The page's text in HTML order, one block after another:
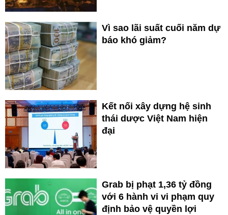
Vì sao lãi suất cuối năm dự
báo khó giảm?
Kết nối xây dựng hệ sinh
thái dược Việt Nam hiện
đại
Grab bị phạt 1,36 tỷ đồng
với 6 hành vi vi phạm quy
định bảo vệ quyền lợi